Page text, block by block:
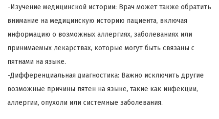
-Изучение медицинской истории: Врач может также обратить
внимание на медицинскую историю пациента, включая
информацию о возможных аллергиях, заболеваниях или
принимаемых лекарствах, которые могут быть связаны с
пятнами на языке.
-Дифференциальная диагностика: Важно исключить другие
возможные причины пятен на языке, такие как инфекции,
аллергии, опухоли или системные заболевания.